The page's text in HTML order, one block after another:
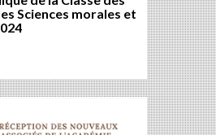
Sciences morales et